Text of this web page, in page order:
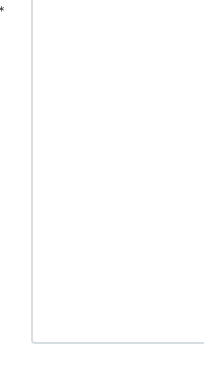
＊